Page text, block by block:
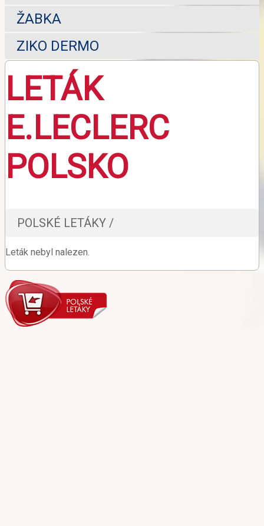
ŽABKA
ZIKO DERMO
LETÁK
E.LECLERC
POLSKO
POLSKÉ LETÁKY /
Leták nebyl nalezen.